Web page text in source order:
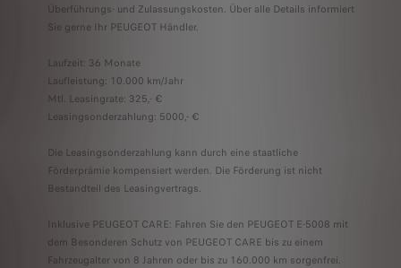
Überführungs- und Zulassungskosten. Über alle Details informiert
Sie gerne Ihr PEUGEOT Händler.
Laufzeit: 36 Monate
Laufleistung: 10.000 km/Jahr
Mtl. Leasingrate: 325,- €
Leasingsonderzahlung: 5000,- €
Die Leasingsonderzahlung kann durch eine staatliche
Förderprämie kompensiert werden. Die Förderung ist nicht
Bestandteil des Leasingvertrags.
Inklusive PEUGEOT CARE: Fahren Sie den PEUGEOT E-5008 mit
dem Besonderen Schutz von PEUGEOT CARE bis zu einem
Fahrzeugalter von 8 Jahren oder bis zu 160.000 km sorgenfrei.